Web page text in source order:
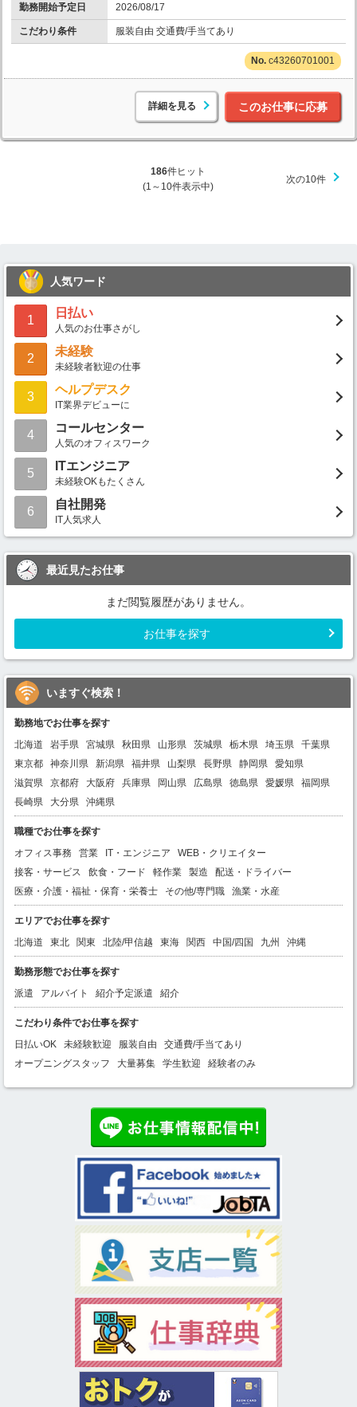
勤務開始予定日 2026/08/17
こだわり条件 服装自由 交通費/手当てあり
c43260701001
詳細を見る このお仕事に応募
186件ヒット
(1～10件表示中)
次の10件
人気ワード
1
日払い
人気のお仕事さがし
2
未経験
未経験者歓迎の仕事
3
ヘルプデスク
IT業界デビューに
4
コールセンター
人気のオフィスワーク
5
ITエンジニア
未経験OKもたくさん
6
自社開発
IT人気求人
最近見たお仕事
まだ閲覧履歴がありません。
お仕事を探す
いますぐ検索！
勤務地でお仕事を探す
北海道
岩手県 宮城県 秋田県 山形県 茨城県 栃木県 埼玉県
千葉県
東京都
神奈川県 新潟県 福井県 山梨県 長野県 静岡県
愛知県
滋賀県
京都府 大阪府 兵庫県 岡山県 広島県 徳島県 愛媛県
福岡県
長崎県
大分県 沖縄県
職種でお仕事を探す
オフィス事務
営業 IT・エンジニア
WEB・クリエイター
接客・サービス
飲食・フード 軽作業 製造
配送・ドライバー
医療・介護・福祉・保育・栄養士
その他/専門職 漁業・水産
エリアでお仕事を探す
北海道
東北 関東 北陸/甲信越 東海 関西 中国/四国 九州 沖縄
勤務形態でお仕事を探す
派遣
アルバイト 紹介予定派遣 紹介
こだわり条件でお仕事を探す
日払いOK
未経験歓迎 服装自由
交通費/手当てあり
オープニングスタッフ
大量募集 学生歓迎 経験者のみ